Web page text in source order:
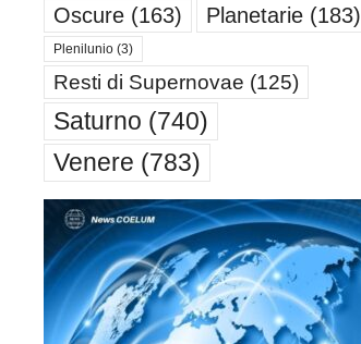
Oscure(163) Planetarie(183)
Plenilunio(3)
Resti di Supernovae (125)
Saturno (740)
Venere (783)